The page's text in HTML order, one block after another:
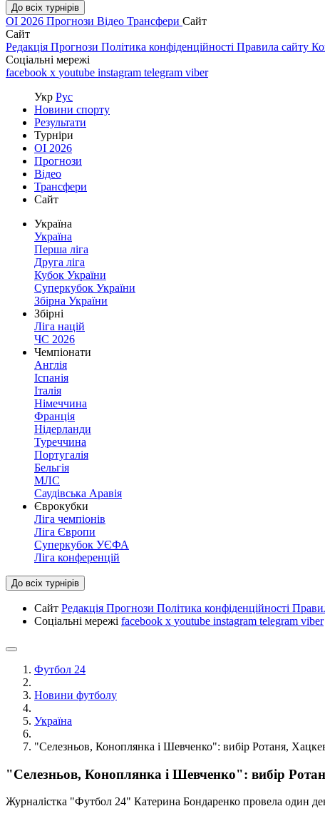
До всіх турнірів
ОІ 2026 Прогнози Відео Трансфери Сайт
Сайт
Редакція Прогнози Політика конфіденційності Правила сайту
Соціальні мережі
facebook x youtube instagram telegram viber
Укр Рус
Новини спорту
Результати
Турніри
ОІ 2026
Прогнози
Відео
Трансфери
Сайт
Україна
Україна
Перша ліга
Друга ліга
Кубок України
Суперкубок України
Збірна України
Збірні
Ліга націй
ЧС 2026
Чемпіонати
Англія
Іспанія
Італія
Німеччина
Франція
Нідерланди
Туреччина
Португалія
Бельгія
МЛС
Саудівська Аравія
Єврокубки
Ліга чемпіонів
Ліга Європи
Суперкубок УЄФА
Ліга конференцій
До всіх турнірів
Сайт Редакція Прогнози Політика конфіденційності
Соціальні мережі facebook x youtube instagram telegram viber
Футбол 24
Новини футболу
Україна
"Селезньов, Коноплянка і Шевченко": вибір Ротаня,
"Селезньов, Коноплянка і Шевченко": вибір
Журналістка "Футбол 24" Катерина Бондаренко провела один